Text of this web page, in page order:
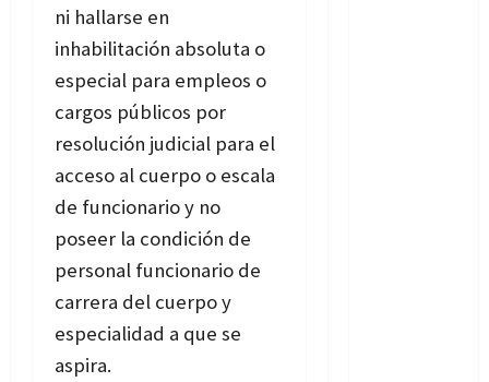
ni hallarse en
inhabilitación absoluta o
especial para empleos o
cargos públicos por
resolución judicial para el
acceso al cuerpo o escala
de funcionario y no
poseer la condición de
personal funcionario de
carrera del cuerpo y
especialidad a que se
aspira.